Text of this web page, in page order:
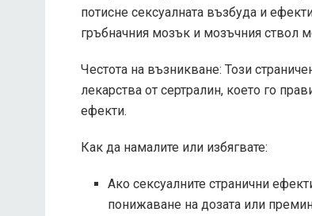
потисне сексуалната възбуда и
гръбначния мозък и мозъчния ствол
Честота на възникване: Този
лекарства от сертралин, което го
ефекти.
Как да намалите или избягвате:
Ако сексуалните странични
понижаване на дозата или